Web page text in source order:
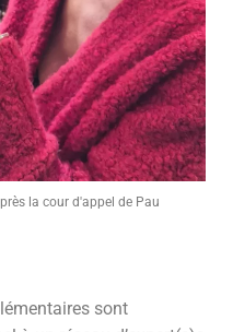
la cour d'appel de Pau
sont